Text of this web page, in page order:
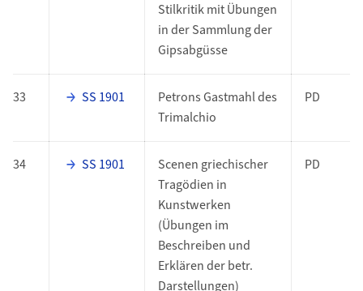
Stilkritik mit Übungen
in der Sammlung der
Gipsabgüsse
33 SS 1901
Petrons Gastmahl des
Trimalchio
PD
34 SS 1901
Scenen griechischer
Tragödien in
Kunstwerken
(Übungen im
Beschreiben und
Erklären der betr.
Darstellungen)
PD